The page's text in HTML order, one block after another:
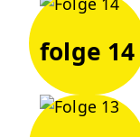
folge 14